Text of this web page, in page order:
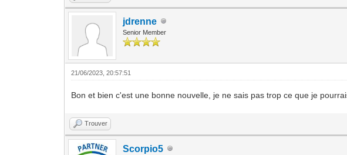
jdrenne
Senior Member
21/06/2023, 20:57:51
Bon et bien c'est une bonne nouvelle, je ne sais pas trop ce que je
Trouver
Scorpio5